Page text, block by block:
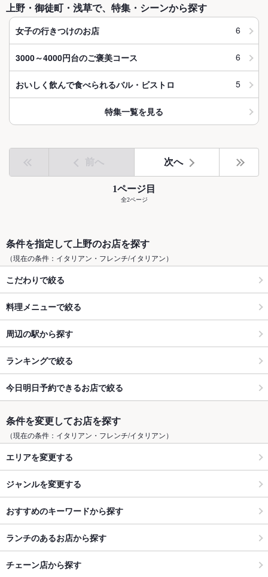
上野・御徒町・浅草で、特集・シーンから探す
女子の行きつけのお店 6
3000～4000円台のご褒美コース 6
おいしく飲んで食べられるバル・ビストロ 5
特集一覧を見る
前へ 次へ
1ページ目
全2ページ
条件を指定して上野のお店を探す
（現在の条件：イタリアン・フレンチ/イタリアン）
こだわりで絞る
料理メニューで絞る
周辺の駅から探す
ランキングで絞る
今日明日予約できるお店で絞る
条件を変更してお店を探す
（現在の条件：イタリアン・フレンチ/イタリアン）
エリアを変更する
ジャンルを変更する
おすすめのキーワードから探す
ランチのあるお店から探す
チェーン店から探す